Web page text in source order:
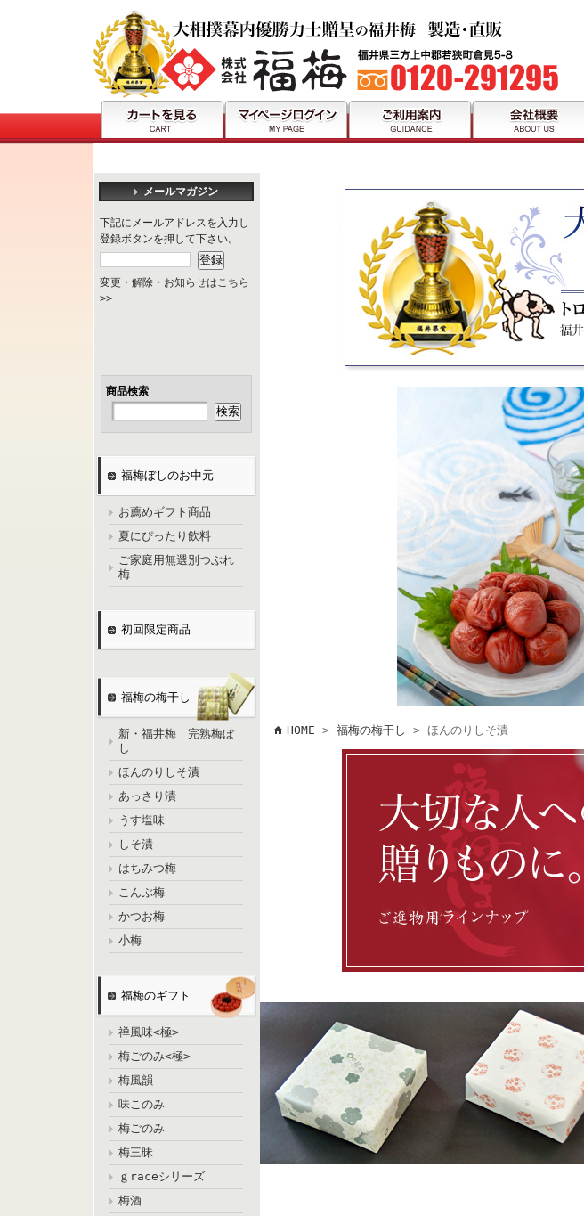
メールマガジン
下記にメールアドレスを入力し
登録ボタンを押して下さい。
変更・解除・お知らせはこちら
>>
商品検索
福梅ぼしのお中元
お薦めギフト商品
夏にぴったり飲料
ご家庭用無選別つぶれ
梅
初回限定商品
福梅の梅干し
新・福井梅 完熟梅ぼ
し
ほんのりしそ漬
あっさり漬
うす塩味
しそ漬
はちみつ梅
こんぶ梅
かつお梅
小梅
福梅のギフト
禅風味<極>
梅ごのみ<極>
梅風韻
味このみ
梅ごのみ
梅三昧
ｇraceシリーズ
梅酒
HOME > 福梅の梅干し > ほんのりしそ漬